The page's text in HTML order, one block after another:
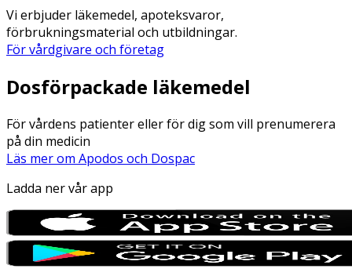
Vi erbjuder läkemedel, apoteksvaror,
förbrukningsmaterial och utbildningar.
För vårdgivare och företag
Dosförpackade läkemedel
För vårdens patienter eller för dig som vill prenumerera
på din medicin
Läs mer om Apodos och Dospac
Ladda ner vår app